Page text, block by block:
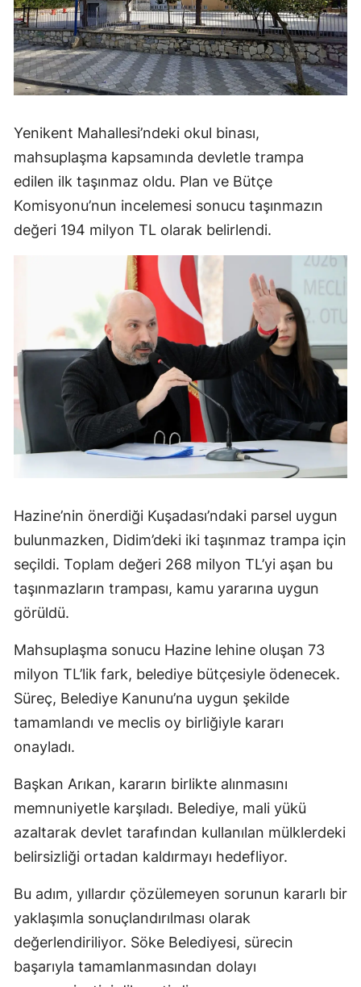
Yenikent Mahallesi’ndeki okul binası,
mahsuplaşma kapsamında devletle trampa
edilen ilk taşınmaz oldu. Plan ve Bütçe
Komisyonu’nun incelemesi sonucu taşınmazın
değeri 194 milyon TL olarak belirlendi.
Hazine’nin önerdiği Kuşadası’ndaki parsel uygun
bulunmazken, Didim’deki iki taşınmaz trampa için
seçildi. Toplam değeri 268 milyon TL’yi aşan bu
taşınmazların trampası, kamu yararına uygun
görüldü.
Mahsuplaşma sonucu Hazine lehine oluşan 73
milyon TL’lik fark, belediye bütçesiyle ödenecek.
Süreç, Belediye Kanunu’na uygun şekilde
tamamlandı ve meclis oy birliğiyle kararı
onayladı.
Başkan Arıkan, kararın birlikte alınmasını
memnuniyetle karşıladı. Belediye, mali yükü
azaltarak devlet tarafından kullanılan mülklerdeki
belirsizliği ortadan kaldırmayı hedefliyor.
Bu adım, yıllardır çözülemeyen sorunun kararlı bir
yaklaşımla sonuçlandırılması olarak
değerlendiriliyor. Söke Belediyesi, sürecin
başarıyla tamamlanmasından dolayı